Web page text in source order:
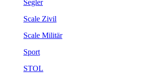
Segler
Scale Zivil
Scale Militär
Sport
STOL